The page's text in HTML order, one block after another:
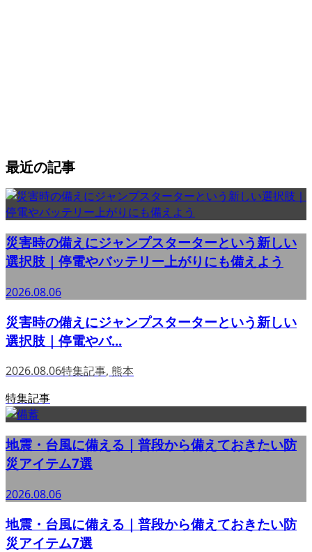
最近の記事
災害時の備えにジャンプスターターという新しい
選択肢｜停電やバッテリー上がりにも備えよう
2026.08.06
災害時の備えにジャンプスターターという新しい
選択肢｜停電やバ...
2026.08.06特集記事, 熊本
特集記事
地震・台風に備える｜普段から備えておきたい防
災アイテム7選
2026.08.06
地震・台風に備える｜普段から備えておきたい防
災アイテム7選